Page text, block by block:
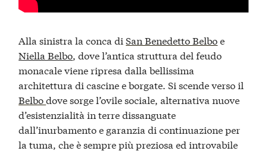
Alla sinistra la conca diSan Benedetto Belboe
Niella Belbo, dove l’antica struttura del feudo
monacale viene ripresa dalla bellissima
architettura di cascine e borgate. Si scende verso il
Belbodove sorge l’ovile sociale, alternativa nuove
d’esistenzialità in terre dissanguate
dall’inurbamento e garanzia di continuazione per
la tuma, che è sempre più preziosa ed introvabile